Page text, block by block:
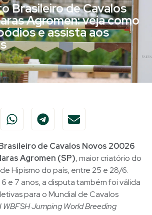
Brasileiro de Cavalos
Agromen: veja como
e assista aos
de Cavalos Novos 20026
Agromen (SP), maior criatório do
Hipismo do país, entre 25 e 28/6.
e 7 anos, a disputa também foi válida
para o Mundial de Cavalos
WBFSH Jumping World Breeding